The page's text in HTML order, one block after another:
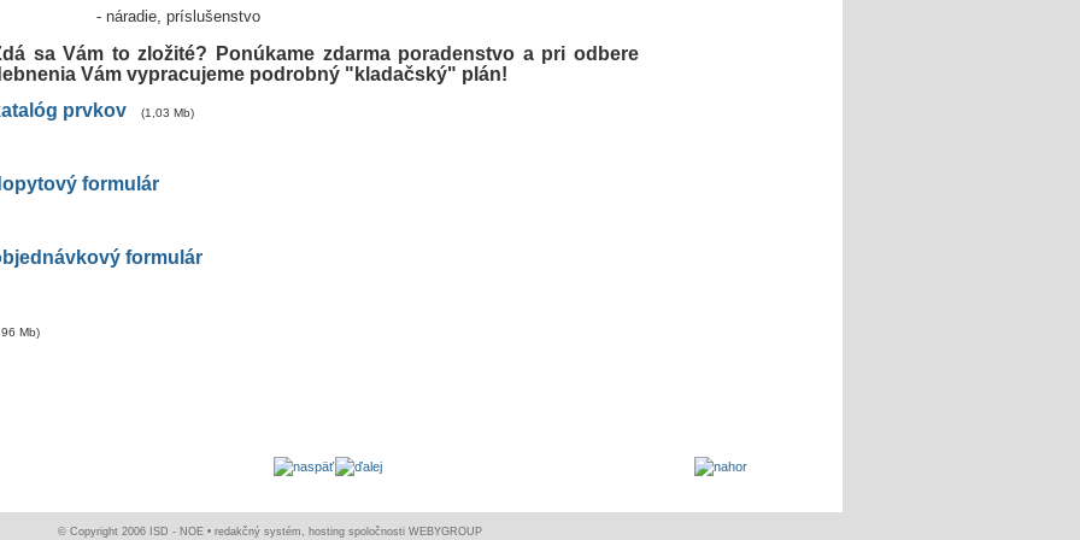
- náradie, príslušenstvo
sa Vám to zložité? Ponúkame zdarma poradenstvo a pri odbere
Vám vypracujeme podrobný "kladačský" plán!
prvkov
(1,03 Mb)
formulár
formulár
Mb)
© Copyright 2006 ISD - NOE • redakčný systém , hosting spoločnosti WEBYGROUP